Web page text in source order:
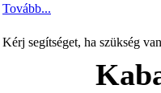
Tovább...
Kérj segítséget, ha szükség